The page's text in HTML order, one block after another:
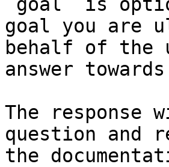
goal you are
behalf of the
answer
The
question and
the